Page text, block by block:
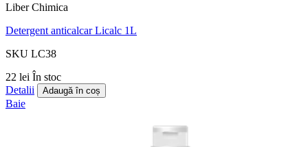
Liber Chimica
Detergent anticalcar Licalc 1L
SKU LC38
22 lei În stoc
Detalii
Adaugă în coș
Baie